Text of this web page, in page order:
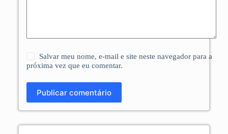
Salvar meu nome, e-mail e site neste navegador para a
próxima vez que eu comentar.
Publicar comentário